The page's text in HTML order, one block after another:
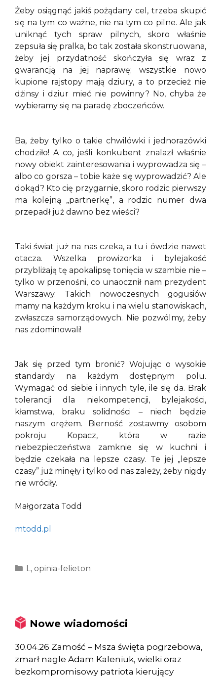
Żeby osiągnąć jakiś pożądany cel, trzeba skupić
się na tym co ważne, nie na tym co pilne. Ale jak
uniknąć tych spraw pilnych, skoro właśnie
zepsuła się pralka, bo tak została skonstruowana,
żeby jej przydatność skończyła się wraz z
gwarancją na jej naprawę; wszystkie nowo
kupione rajstopy mają dziury, a to przecież nie
dżinsy i dziur mieć nie powinny? No, chyba że
wybieramy się na paradę zboczeńców.
Ba, żeby tylko o takie chwilówki i jednorazówki
chodziło! A co, jeśli konkubent znalazł właśnie
nowy obiekt zainteresowania i wyprowadza się –
albo co gorsza – tobie każe się wyprowadzić? Ale
dokąd? Kto cię przygarnie, skoro rodzic pierwszy
ma kolejną „partnerkę”, a rodzic numer dwa
przepadł już dawno bez wieści?
Taki świat już na nas czeka, a tu i ówdzie nawet
otacza. Wszelka prowizorka i bylejakość
przybliżają tę apokalipsę tonięcia w szambie nie –
tylko w przenośni, co unaocznił nam prezydent
Warszawy. Takich nowoczesnych gogusiów
mamy na każdym kroku i na wielu stanowiskach,
zwłaszcza samorządowych. Nie pozwólmy, żeby
nas zdominowali!
Jak się przed tym bronić? Wojując o wysokie
standardy na każdym dostępnym polu.
Wymagać od siebie i innych tyle, ile się da. Brak
tolerancji dla niekompetencji, bylejakości,
kłamstwa, braku solidności – niech będzie
naszym orężem. Bierność zostawmy osobom
pokroju Kopacz, która w razie
niebezpieczeństwa zamknie się w kuchni i
będzie czekała na lepsze czasy. Te jej „lepsze
czasy” już minęły i tylko od nas zależy, żeby nigdy
nie wróciły.
Małgorzata Todd
mtodd.pl
Kategorie
L, opinia-felieton
Nowe wiadomości
30.04.26 Zamość – Msza święta pogrzebowa,
zmarł nagle Adam Kaleniuk, wielki oraz
bezkompromisowy patriota kierujący